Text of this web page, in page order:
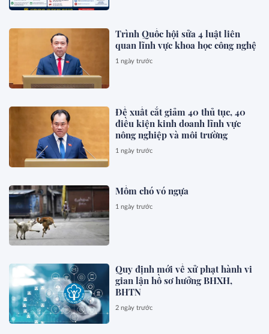
Trình Quốc hội sửa 4 luật liên
quan lĩnh vực khoa học công nghệ
1 ngày trước
Đề xuất cắt giảm 40 thủ tục, 40
điều kiện kinh doanh lĩnh vực
nông nghiệp và môi trường
1 ngày trước
Mồm chó vó ngựa
1 ngày trước
Quy định mới về xử phạt hành vi
gian lận hồ sơ hưởng BHXH,
BHTN
2 ngày trước